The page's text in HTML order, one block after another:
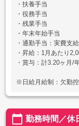
・扶養手当
・役務手当
・残業手当
・年末年始手当
・通勤手当：実費支
・昇給：1月あたり
・賞与：計3.20ヶ月/
※日給月給制：欠勤
calendar_today 勤務時間／休